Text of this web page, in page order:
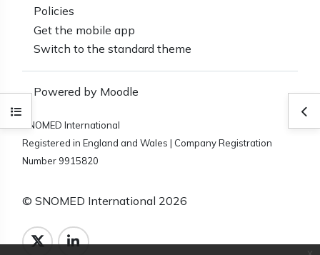
Open course index
Policies
Get the mobile app
Switch to the standard theme
Powered by Moodle
SNOMED International
Registered in England and Wales | Company Registration
Number 9915820
© SNOMED International 2026